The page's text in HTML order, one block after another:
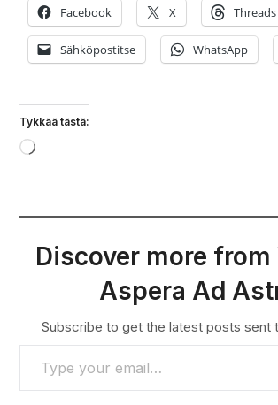
Facebook X Threads
Sähköpostitse WhatsApp
Tykkää tästä:
Loading…
Discover more from
Aspera Ad
Subscribe to get the latest posts sent
TYPE YOUR EMAIL…